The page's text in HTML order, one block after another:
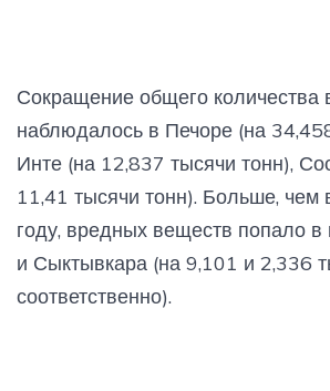
Сокращение общего количества
наблюдалось в Печоре (на
Инте (на 12,837 тысячи тонн),
11,41 тысячи тонн). Больше,
году, вредных веществ попало в
и Сыктывкара (на 9,101 и 2,336
соответственно).